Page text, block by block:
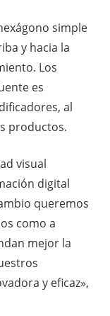
simple
y hacia la
Los
es
al
productos.
visual
digital
queremos
como a
mejor la
y eficaz»,